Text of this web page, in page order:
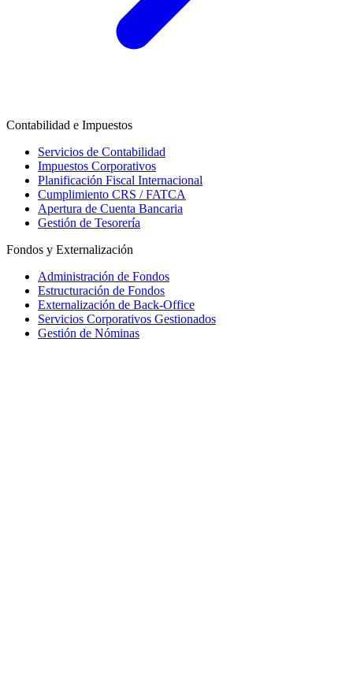
Contabilidad e Impuestos
Servicios de Contabilidad
Impuestos Corporativos
Planificación Fiscal Internacional
Cumplimiento CRS / FATCA
Apertura de Cuenta Bancaria
Gestión de Tesorería
Fondos y Externalización
Administración de Fondos
Estructuración de Fondos
Externalización de Back-Office
Servicios Corporativos Gestionados
Gestión de Nóminas